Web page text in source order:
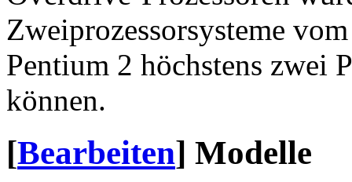
Zweiprozessorsysteme
Pentium 2 höchstens zwei
können.
[Bearbeiten] Modelle